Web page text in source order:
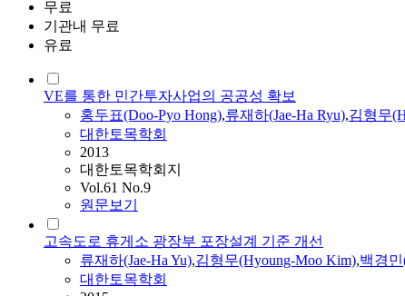
무료
기관내 무료
유료
VE를 통한 민간투자사업의 공공성 확보
홍두표(Doo-Pyo Hong),류재하(Jae-Ha Ryu),김형무
대한토목학회
2013
대한토목학회지
Vol.61 No.9
원문보기
고속도로 휴게소 광장부 포장설계 기준 개선
류재하(Jae-Ha Yu),김형무(Hyoung-Moo Kim),백경민
대한토목학회